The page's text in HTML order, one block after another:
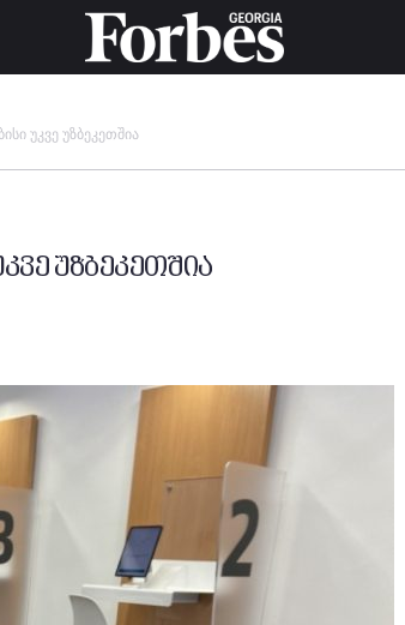
უკვე უზბეკეთშია
უზბეკეთშია